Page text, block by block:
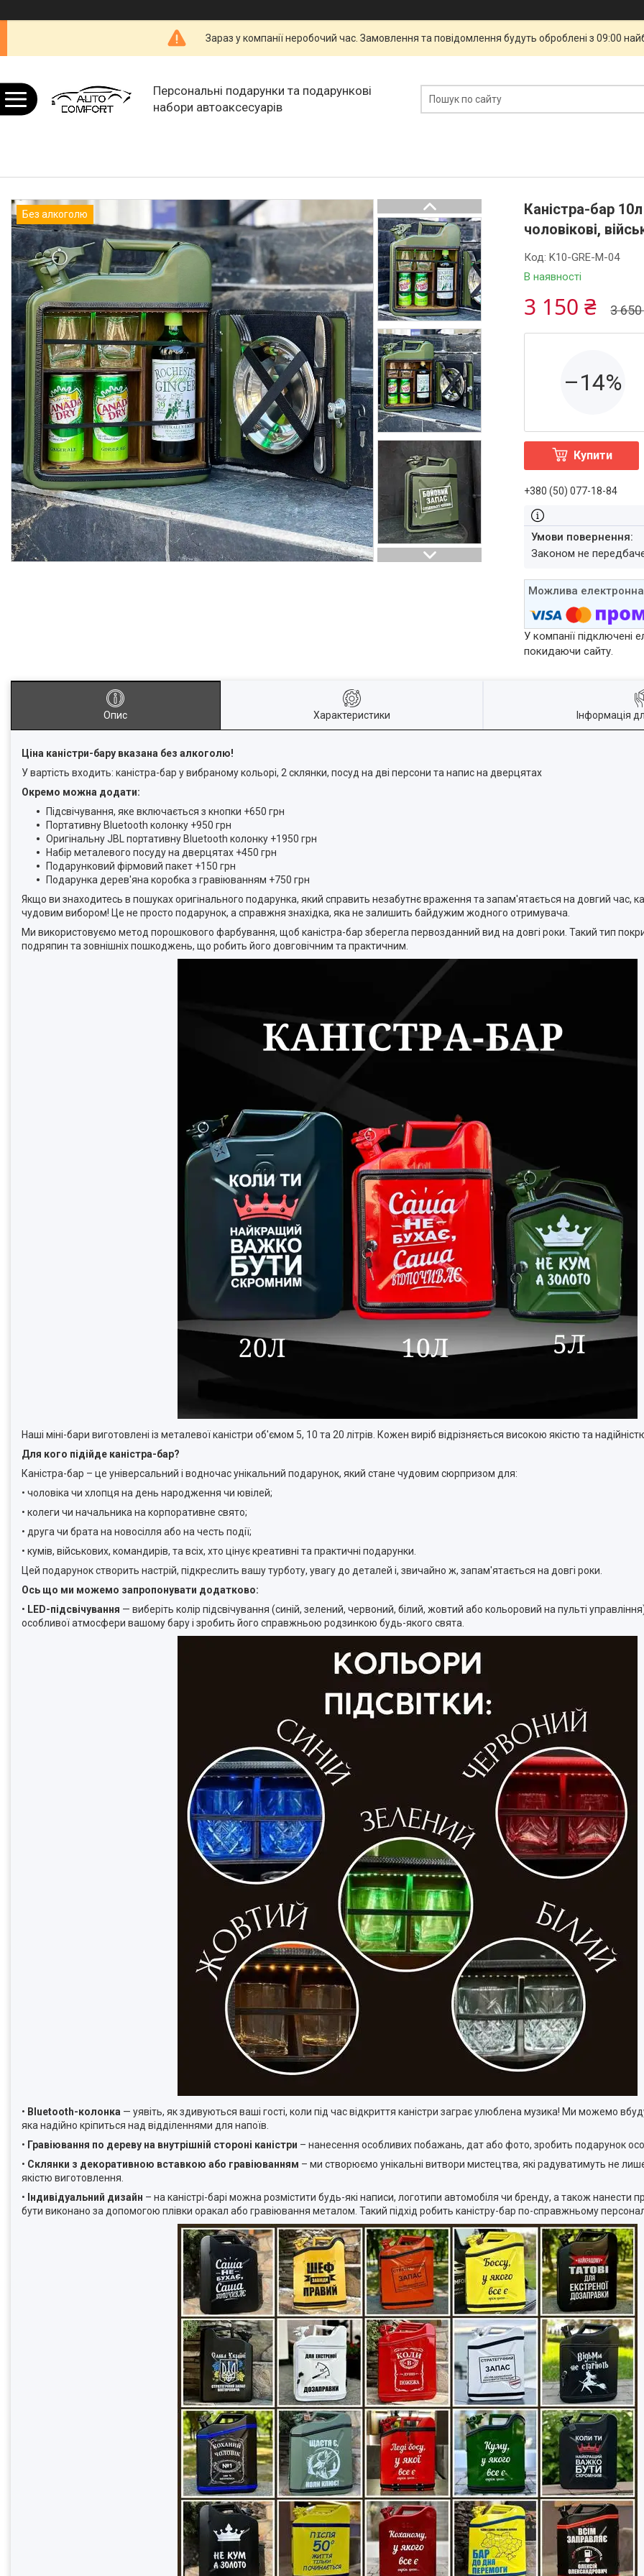
Зараз у компанії неробочий час. Замовлення та повідомлення будуть оброблені з 09:00
Персональні подарунки та подарункові
набори автоаксесуарів
Без алкоголю
Каністра-бар
чоловікові,
В наявності
Код:K10-GRE-M-04
3
3 150 ₴
–14%
Купити
+380 (50) 077-18-84
Законом не
У компанії підключені
покидаючи сайту.
Опис Характеристики Інформація
Ціна каністри-бару вказана без алкоголю!
У вартість входить: каністра-бар у вибраному кольорі, 2 склянки, посуд на дві персони та напис на дверцятах
Окремо можна додати:
Підсвічування, яке включається з кнопки +650 грн
Портативну Bluetooth колонку +950 грн
Оригінальну JBL портативну Bluetooth колонку +1950 грн
Набір металевого посуду на дверцятах +450 грн
Подарунковий фірмовий пакет +150 грн
Подарунка дерев'яна коробка з гравіюванням +750 грн
Якщо ви знаходитесь в пошуках оригінального подарунка, який справить незабутнє враження та запам'ятається на довгий час,
чудовим вибором! Це не просто подарунок, а справжня знахідка, яка не залишить байдужим жодного отримувача.
Ми використовуємо метод порошкового фарбування, щоб каністра-бар зберегла первозданний вид на довгі роки. Такий тип
подряпин та зовнішніх пошкоджень, що робить його довговічним та практичним.
Наші міні-бари виготовлені із металевої каністри об'ємом 5, 10 та 20 літрів. Кожен виріб відрізняється високою якістю та
Для кого підійде каністра-бар?
Каністра-бар – це універсальний і водночас унікальний подарунок, який стане чудовим сюрпризом для:
• чоловіка чи хлопця на день народження чи ювілей;
• колеги чи начальника на корпоративне свято;
• друга чи брата на новосілля або на честь події;
• кумів, військових, командирів, та всіх, хто цінує креативні та практичні подарунки.
Цей подарунок створить настрій, підкреслить вашу турботу, увагу до деталей і, звичайно ж, запам'ятається на довгі роки.
Ось що ми можемо запропонувати додатково:
• LED-підсвічування — виберіть колір підсвічування (синій, зелений, червоний, білий, жовтий або кольоровий на пульті
особливої ​​атмосфери вашому бару і зробить його справжньою родзинкою будь-якого свята.
• Bluetooth-колонка — уявіть, як здивуються ваші гості, коли під час відкриття каністри заграє улюблена музика! Ми можемо
яка надійно кріпиться над відділеннями для напоїв.
• Гравіювання по дереву на внутрішній стороні каністри – нанесення особливих побажань, дат або фото, зробить подарунок
• Склянки з декоративною вставкою або гравіюванням – ми створюємо унікальні витвори мистецтва, які радуватимуть не
якістю виготовлення.
• Індивідуальний дизайн – на каністрі-барі можна розмістити будь-які написи, логотипи автомобіля чи бренду, а також
бути виконано за допомогою плівки оракал або гравіювання металом. Такий підхід робить каністру-бар по-справжньому